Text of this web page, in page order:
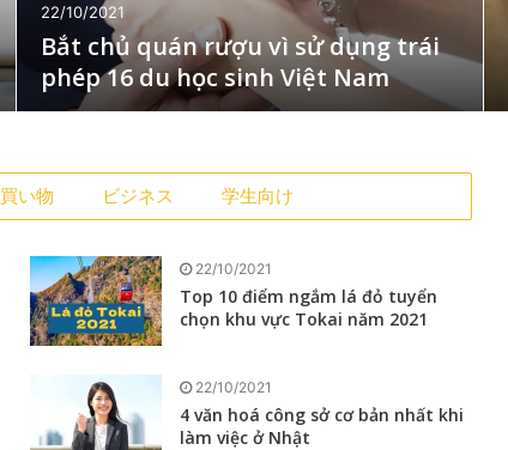
22/10/2021
Bắt chủ quán rượu vì sử dụng trái
phép 16 du học sinh Việt Nam
買い物 ビジネス 学生向け
22/10/2021
Top 10 điểm ngắm lá đỏ tuyển
chọn khu vực Tokai năm 2021
22/10/2021
4 văn hoá công sở cơ bản nhất khi
làm việc ở Nhật